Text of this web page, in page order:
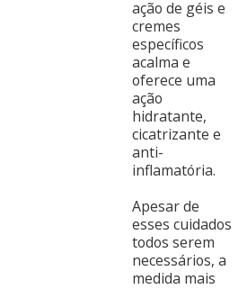
ação de géis e
cremes
específicos
acalma e
oferece uma
ação
hidratante,
cicatrizante e
anti-
inflamatória.
Apesar de
esses cuidados
todos serem
necessários, a
medida mais